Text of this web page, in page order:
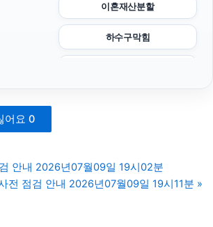
이혼재산분할
하수구막힘
상간소송
폰테크
어요 0
안내 2026년07월09일 19시02분
전 점검 안내 2026년07월09일 19시11분 »